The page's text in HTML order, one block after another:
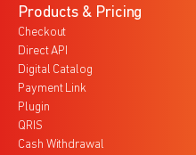
Products & Pricing
Checkout
Direct API
Digital Catalog
Payment Link
Plugin
QRIS
Cash Withdrawal